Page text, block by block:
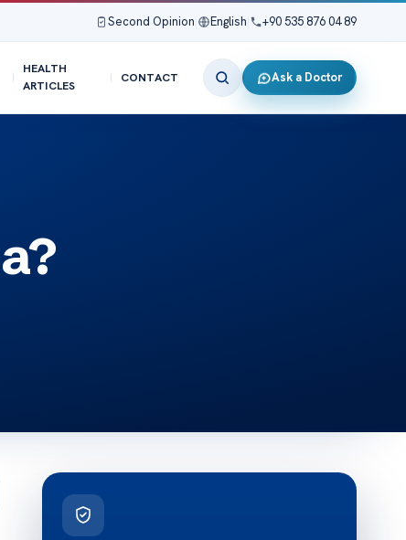
Second Opinion English +90 535 876 04 89
HEALTH
ARTICLES
CONTACT Ask a Doctor